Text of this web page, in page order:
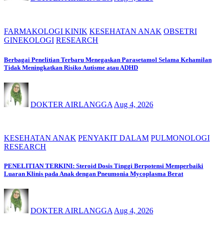
FARMAKOLOGI KINIK KESEHATAN ANAK OBSETRI
GINEKOLOGI RESEARCH
Berbagai Penelitian Terbaru Menegaskan Parasetamol Selama Kehamilan
Tidak Meningkatkan Risiko Autisme atau ADHD
DOKTER AIRLANGGA Aug 4, 2026
KESEHATAN ANAK PENYAKIT DALAM PULMONOLOGI
RESEARCH
PENELITIAN TERKINI: Steroid Dosis Tinggi Berpotensi Memperbaiki
Luaran Klinis pada Anak dengan Pneumonia Mycoplasma Berat
DOKTER AIRLANGGA Aug 4, 2026